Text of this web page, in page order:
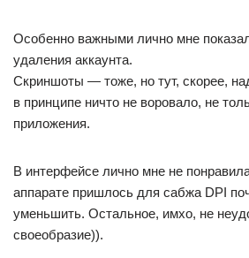
Особенно важными лично мне
удаления аккаунта.
Скриншоты — тоже, но тут, скорее,
в принципе ничто не воровало, не
приложения.
В интерфейсе лично мне не
аппарате пришлось для сабжа DPI
уменьшить. Остальное, имхо, не
своеобразие)).